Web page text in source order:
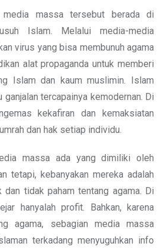
media massa tersebut berada di
Islam. Melalui media-media
virus yang bisa membunuh agama
alat propaganda untuk memberi
Islam dan kaum muslimin. Islam
tercapainya kemodernan. Di
kekafiran dan kemaksiatan
dan hak setiap individu.
massa ada yang dimiliki oleh
tetapi, kebanyakan mereka adalah
tidak paham tentang agama. Di
hanyalah profit. Bahkan, karena
agama, sebagian media massa
terkadang menyuguhkan info